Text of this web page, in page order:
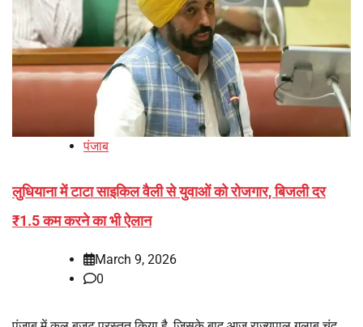
पंजाब
लुधियाना में टाटा साइकिल वैली से युवाओं को रोजगार, बिजली दर
₹1.5 कम करने का भी ऐलान
March 9, 2026
0